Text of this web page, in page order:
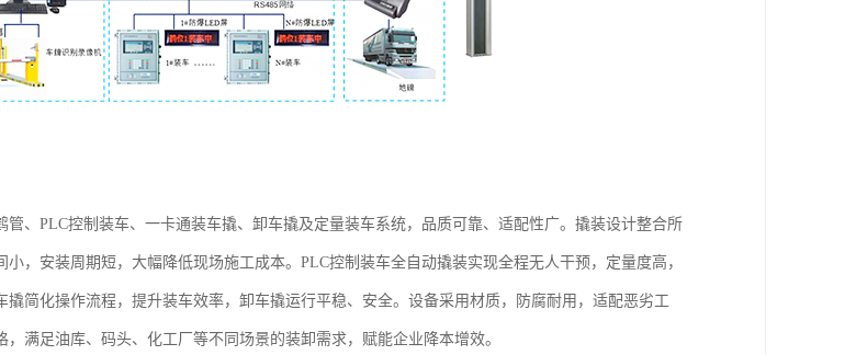
管、PLC控制装车、一卡通装车撬、卸车撬及定量装车系统，品质可靠、适配性广。撬装设计整合所
，安装周期短，大幅降低现场施工成本。PLC控制装车全自动撬装实现全程无人干预，定量度高，
撬简化操作流程，提升装车效率，卸车撬运行平稳、安全。设备采用材质，防腐耐用，适配恶劣工
满足油库、码头、化工厂等不同场景的装卸需求，赋能企业降本增效。